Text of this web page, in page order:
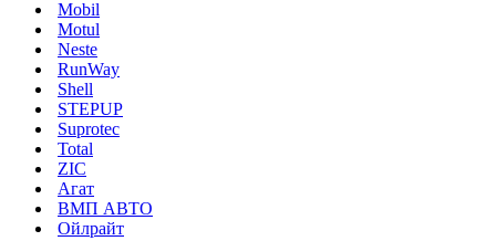
Mobil
Motul
Neste
RunWay
Shell
STEPUP
Suprotec
Total
ZIC
Агат
ВМП АВТО
Ойлрайт